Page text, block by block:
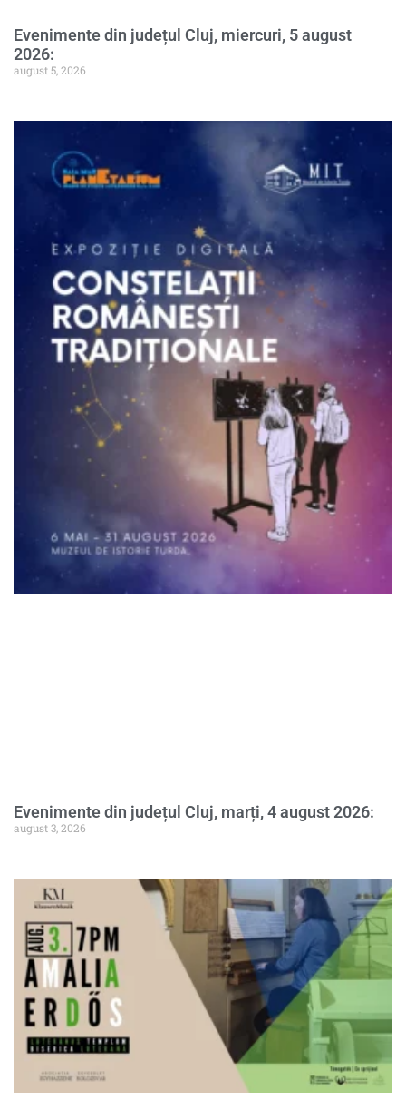
Evenimente din județul Cluj, miercuri, 5 august
2026:
august 5, 2026
Evenimente din județul Cluj, marți, 4 august 2026:
august 3, 2026